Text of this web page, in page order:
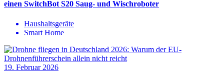
einen SwitchBot S20 Saug- und Wischroboter
Haushaltsgeräte
Smart Home
19. Februar 2026